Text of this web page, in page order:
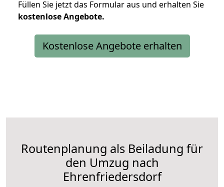
Füllen Sie jetzt das Formular aus und erhalten Sie
kostenloseAngebote.
Kostenlose Angebote erhalten
Routenplanung als Beiladung für
den Umzug nach
Ehrenfriedersdorf